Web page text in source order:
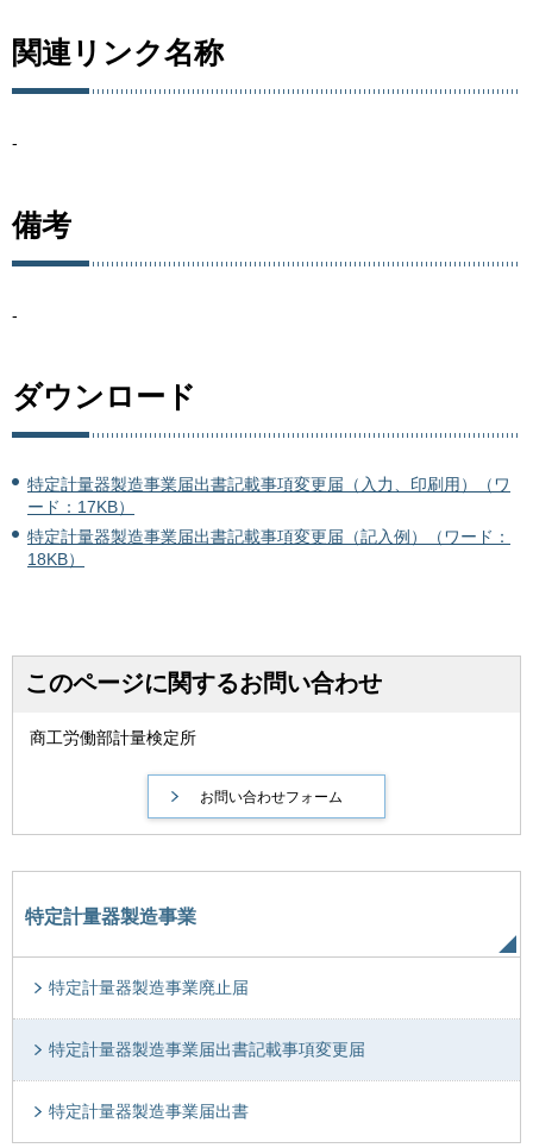
関連リンク名称
-
備考
-
ダウンロード
特定計量器製造事業届出書記載事項変更届（入力、印刷用）（ワ
ード：17KB）
特定計量器製造事業届出書記載事項変更届（記入例）（ワード：
18KB）
このページに関するお問い合わせ
商工労働部計量検定所
特定計量器製造事業
特定計量器製造事業廃止届
特定計量器製造事業届出書記載事項変更届
特定計量器製造事業届出書